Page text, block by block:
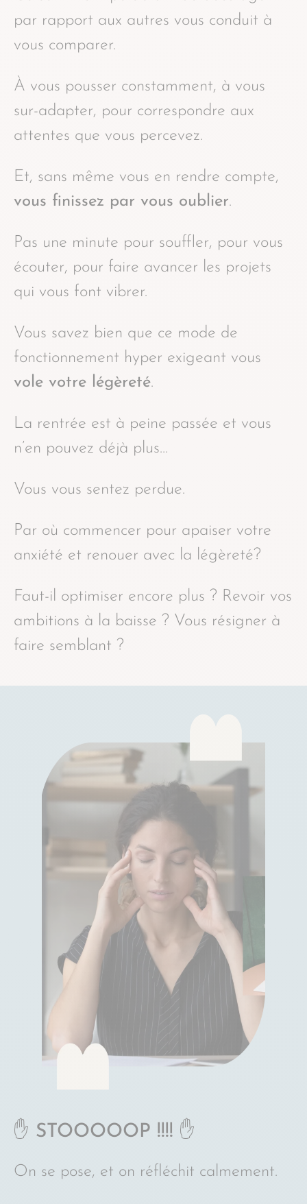
par rapport aux autres vous conduit à
vous comparer.
À vous pousser constamment, à vous
sur-adapter, pour correspondre aux
attentes que vous percevez.
Et, sans même vous en rendre compte,
vous finissez par vous oublier.
Pas une minute pour souffler, pour vous
écouter, pour faire avancer les projets
qui vous font vibrer.
Vous savez bien que ce mode de
fonctionnement hyper exigeant vous
vole votre légèreté.
La rentrée est à peine passée et vous
n’en pouvez déjà plus…
Vous vous sentez perdue.
Par où commencer pour apaiser votre
anxiété et renouer avec la légèreté?
Faut-il optimiser encore plus ? Revoir vos
ambitions à la baisse ? Vous résigner à
faire semblant ?
✋ STOOOOOP !!!! ✋
On se pose, et on réfléchit calmement.